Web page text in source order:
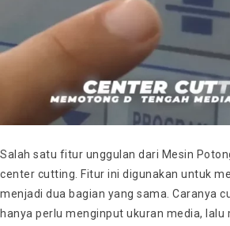
Salah satu fitur unggulan dari Mesin
center cutting. Fitur ini digunakan untuk
menjadi dua bagian yang sama. Caranya
hanya perlu menginput ukuran media,